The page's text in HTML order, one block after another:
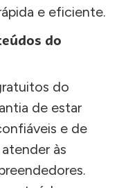
e eficiente.
do
do
de estar
e de
às